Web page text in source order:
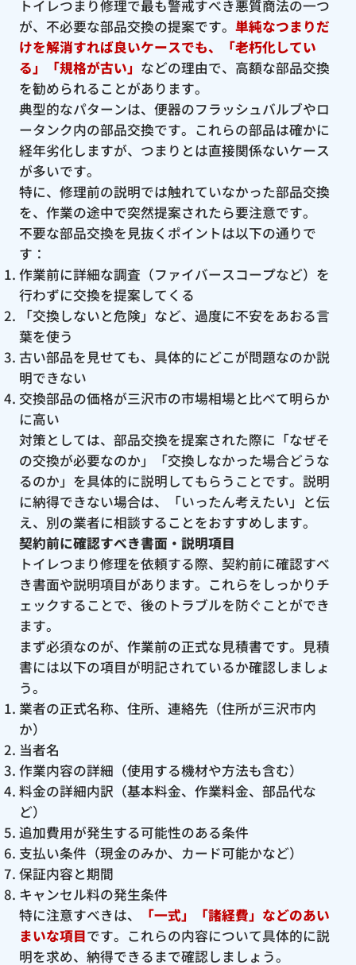
トイレつまり修理で最も警戒すべき悪質商法の一つ
が、不必要な部品交換の提案です。 単純なつまりだ
けを解消すれば良いケースでも、「老朽化してい
る」「規格が古い」 などの理由で、高額な部品交換
を勧められることがあります。
典型的なパターンは、便器のフラッシュバルブやロ
ータンク内の部品交換です。これらの部品は確かに
経年劣化しますが、つまりとは直接関係ないケース
が多いです。
特に、修理前の説明では触れていなかった部品交換
を、作業の途中で突然提案されたら要注意です。
不要な部品交換を見抜くポイントは以下の通りで
す：
作業前に詳細な調査（ファイバースコープなど）を
行わずに交換を提案してくる
「交換しないと危険」など、過度に不安をあおる言
葉を使う
古い部品を見せても、具体的にどこが問題なのか説
明できない
交換部品の価格が三沢市の市場相場と比べて明らか
に高い
対策としては、部品交換を提案された際に「なぜそ
の交換が必要なのか」「交換しなかった場合どうな
るのか」を具体的に説明してもらうことです。説明
に納得できない場合は、「いったん考えたい」と伝
え、別の業者に相談することをおすすめします。
契約前に確認すべき書面・説明項目
トイレつまり修理を依頼する際、契約前に確認すべ
き書面や説明項目があります。これらをしっかりチ
ェックすることで、後のトラブルを防ぐことができ
ます。
まず必須なのが、作業前の正式な見積書です。見積
書には以下の項目が明記されているか確認しましょ
う。
業者の正式名称、住所、連絡先（住所が三沢市内
か）
当者名
作業内容の詳細（使用する機材や方法も含む）
料金の詳細内訳（基本料金、作業料金、部品代な
ど）
追加費用が発生する可能性のある条件
支払い条件（現金のみか、カード可能かなど）
保証内容と期間
キャンセル料の発生条件
特に注意すべきは、
「一式」「諸経費」などのあい
まいな項目です。これらの内容について具体的に説
明を求め、納得できるまで確認しましょう。